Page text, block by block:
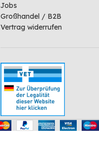
Jobs
Großhandel / B2B
Vertrag widerrufen